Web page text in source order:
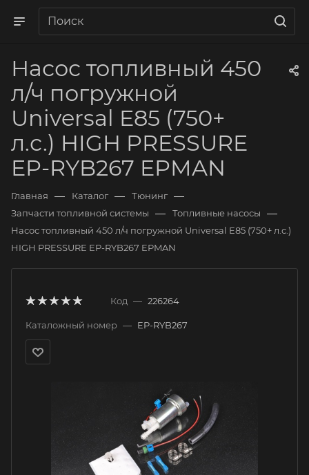
Насос топливный 450
л/ч погружной
Universal E85 (750+
л.с.) HIGH PRESSURE
EP-RYB267 EPMAN
Главная — Каталог — Тюнинг —
Запчасти топливной системы — Топливные насосы —
Насос топливный 450 л/ч погружной Universal E85 (750+ л.с.)
HIGH PRESSURE EP-RYB267 EPMAN
Код — 226264
Каталожный номер — EP-RYB267